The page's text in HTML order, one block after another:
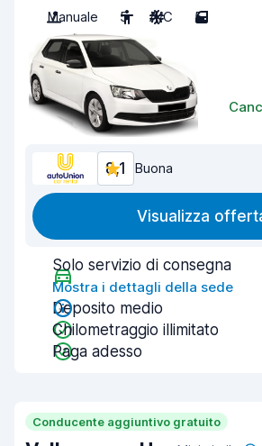
Manuale
5 A/C 5
8,1 Buona
Visualizza
Solo servizio di consegna
Mostra i dettagli della sede
Deposito medio
Chilometraggio illimitato
Paga adesso
Conducente aggiuntivo gratuito